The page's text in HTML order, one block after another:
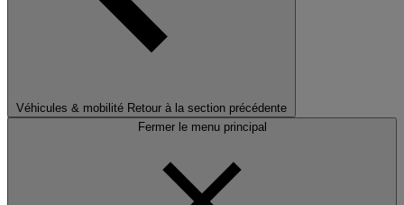
Véhicules & mobilité Retour à la section précédente
Fermer le menu principal